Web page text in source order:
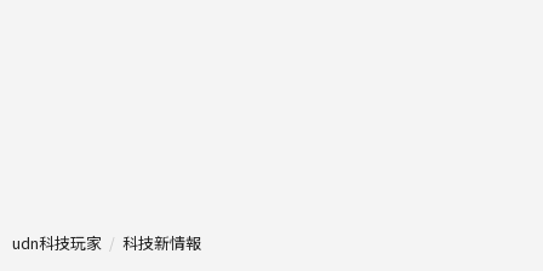
udn科技玩家 科技新情報